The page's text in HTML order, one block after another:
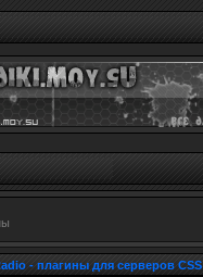
- плагины для серверов CSS